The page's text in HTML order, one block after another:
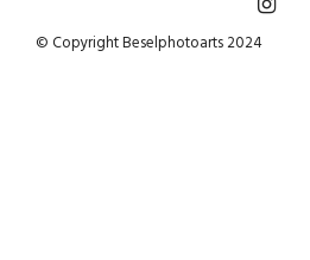
© Copyright Beselphotoarts 2024